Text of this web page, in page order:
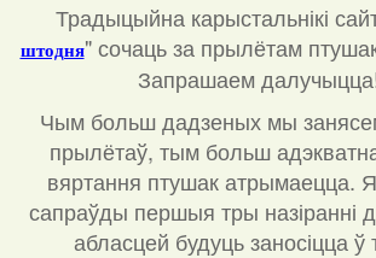
Традыцыйна карыстальнікі
штодня" сочаць за прылётам
Запрашаем
Чым больш дадзеных мы
прылётаў, тым больш
вяртання птушак атрымаецца.
сапраўды першыя тры назіранні
абласцей будуць заносіцца ў